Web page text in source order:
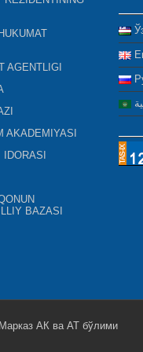
AGENTLIGI
AKADEMIYASI
BAZASI
Марказ АК ва АТ бўлими